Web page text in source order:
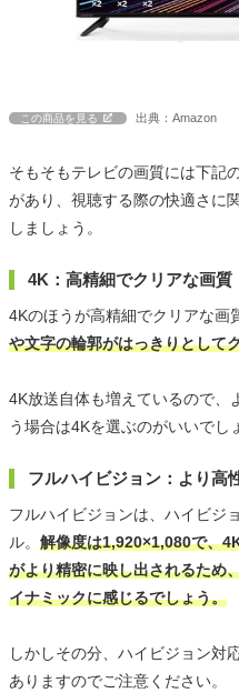
この商品を見る 出典：Amazon
そもそもテレビの画質には下記
があり、視聴する際の快適さに
しましょう。
4K：高精細でクリアな画質
4Kのほうが高精細でクリアな画
や文字の輪郭がはっきりとして
4K放送自体も増えているので、
う場合は4Kを選ぶのがいいでし
フルハイビジョン：より高
フルハイビジョンは、ハイビジ
ル。 解像度は1,920×1,080で、
がより精密に映し出されるため
イナミックに感じるでしょう。
しかしその分、ハイビジョン対
ありますのでご注意ください。